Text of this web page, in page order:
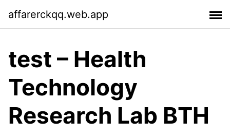
affarerckqq.web.app
test – Health
Technology
Research Lab BTH